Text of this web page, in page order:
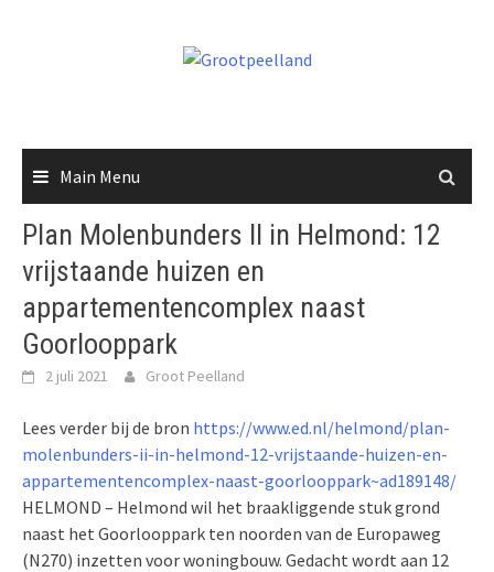
Main Menu
Plan Molenbunders II in Helmond: 12
vrijstaande huizen en
appartementencomplex naast
Goorlooppark
2 juli 2021 Groot Peelland
Lees verder bij de bron https://www.ed.nl/helmond/plan-
molenbunders-ii-in-helmond-12-vrijstaande-huizen-en-
appartementencomplex-naast-goorlooppark~ad189148/
HELMOND – Helmond wil het braakliggende stuk grond
naast het Goorlooppark ten noorden van de Europaweg
(N270) inzetten voor woningbouw. Gedacht wordt aan 12